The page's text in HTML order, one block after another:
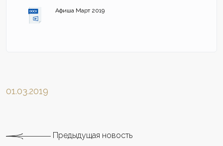
Афиша Март 2019
01.03.2019
Предыдущая новость